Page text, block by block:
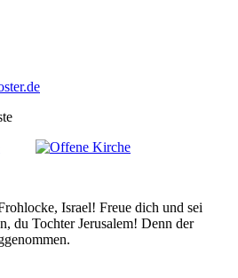
Israel! Freue dich und sei
du Tochter Jerusalem! Denn der